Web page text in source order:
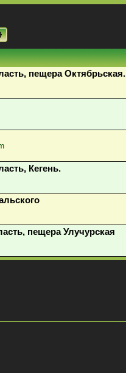
Расширенный поиск
пещера Октябрьская.
Кегень.
пещера Улучурская